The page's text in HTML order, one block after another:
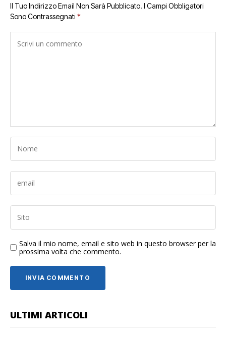
Il Tuo Indirizzo Email Non Sarà Pubblicato. I Campi Obbligatori
Sono Contrassegnati *
Salva il mio nome, email e sito web in questo browser per la
prossima volta che commento.
ULTIMI ARTICOLI